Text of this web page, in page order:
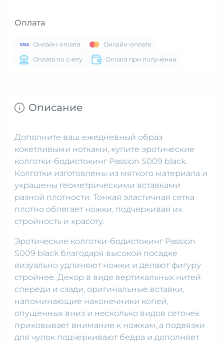
Оплата
Онлайн-оплата
Онлайн-оплата
Оплата по счету
Оплата при получении
Описание
Дополните ваш ежедневный образ
кокетливыми нотками, купите эротические
колготки-бодистокинг Passion S009 black.
Колготки изготовлены из мягкого материала и
украшены геометрическими вставками
разной плотности. Тонкая эластичная сетка
плотно облегает ножки, подчеркивая их
стройность и красоту.
Эротические колготки-бодистокинг Passion
S009 black благодаря высокой посадке
визуально удлиняют ножки и делают фигуру
стройнее. Декор в виде вертикальных нитей
спереди и сзади, оригинальные вставки,
напоминающие наконечники копей,
опущенных вниз и несколько видов сеточек
приковывает внимание к ножкам, а подвязки
для чулок подчеркивают бедра и дополняет